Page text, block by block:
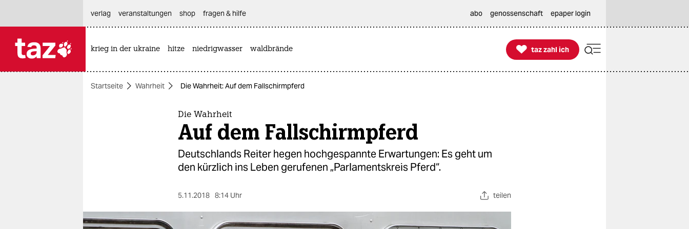
themen
verlag
veranstaltungen shop fragen & hilfe abo genossenschaft epaper login
krieg in der ukraine hitze niedrigwasser waldbrände 
taz zahl ich
taz zahl ich
Startseite Wahrheit Die Wahrheit: Auf dem Fallschirmpferd
Die Wahrheit
Auf dem Fallschirmpferd
Deutschlands Reiter hegen hochgespannte Erwartungen: Es geht um
den kürzlich ins Leben gerufenen „Parlamentskreis Pferd“.
5.11.2018 8:14 Uhr teilen